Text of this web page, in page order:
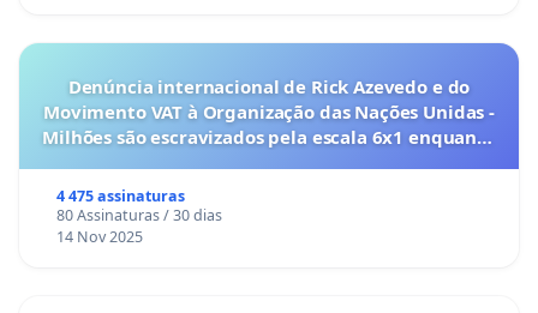
Denúncia internacional de Rick Azevedo e do
Movimento VAT à Organização das Nações Unidas -
Milhões são escravizados pela escala 6x1 enquanto
4 475 assinaturas
80 Assinaturas / 30 dias
14 Nov 2025